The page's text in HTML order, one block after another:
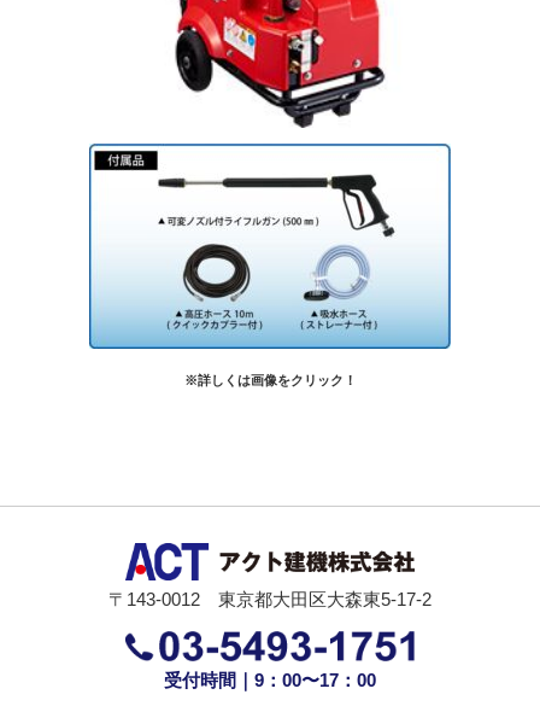
※詳しくは画像をクリック！
〒143-0012 東京都大田区大森東5-17-2
受付時間｜9：00〜17：00